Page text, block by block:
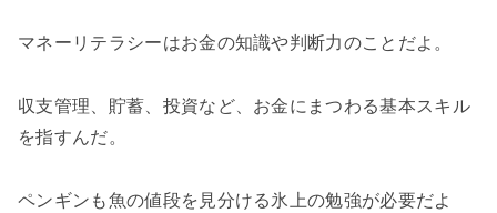
マネーリテラシーはお金の知識や判断力のことだよ。
収支管理、貯蓄、投資など、お金にまつわる基本スキル
を指すんだ。
ペンギンも魚の値段を見分ける氷上の勉強が必要だよ